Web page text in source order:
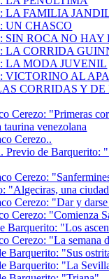
LA FAMILIA
UN CHASCO
SIN ROCA NO HAY
LA CORRIDA
LA MODA JUVENIL
VICTORINO AL
CORRIDAS Y DE
Cerezo: "Primeras
taurina venezolana
Cerezo..
de Barquerito:
Cerezo:
"Algeciras, una
Cerezo: "Dar y
Cerezo: "Comienza
"Los
Cerezo: "La semana
Barquerito: "Sus
Barquerito: "La